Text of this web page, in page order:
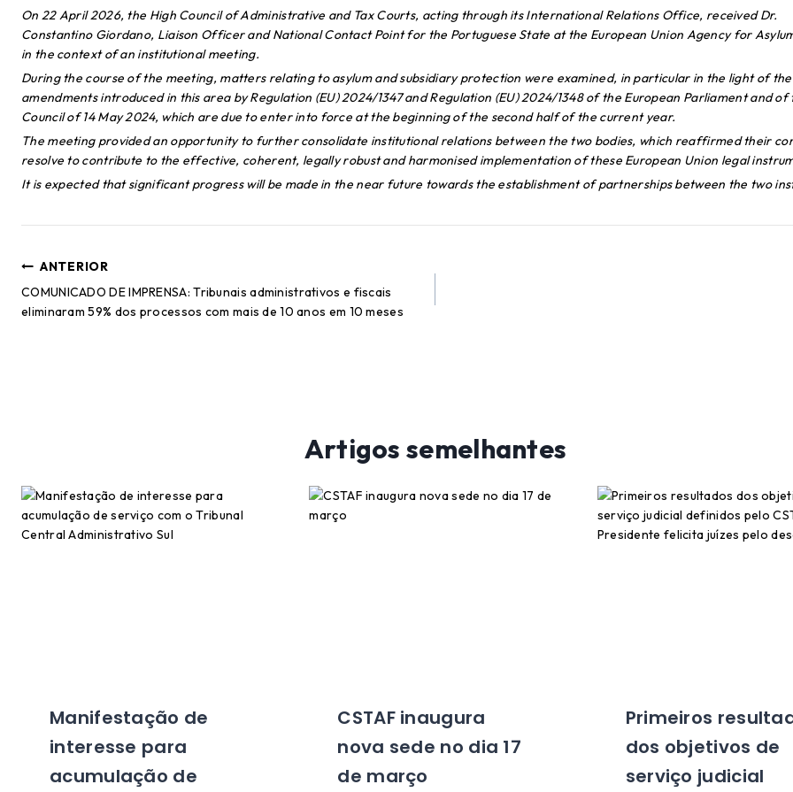
On 22 April 2026, the High Council of Administrative and Tax Courts, acting through its International Relations Office, received Dr.
Constantino Giordano, Liaison Officer and National Contact Point for the Portuguese State at the European Union Agency for
in the context of an institutional meeting.
During the course of the meeting, matters relating to asylum and subsidiary protection were examined, in particular in the light of the
amendments introduced in this area by Regulation (EU) 2024/1347 and Regulation (EU) 2024/1348 of the European Parliament and of
Council of 14 May 2024, which are due to enter into force at the beginning of the second half of the current year.
The meeting provided an opportunity to further consolidate institutional relations between the two bodies, which reaffirmed their
resolve to contribute to the effective, coherent, legally robust and harmonised implementation of these European Union legal
It is expected that significant progress will be made in the near future towards the establishment of partnerships between the two
ANTERIOR
COMUNICADO DE IMPRENSA: Tribunais administrativos e fiscais
eliminaram 59% dos processos com mais de 10 anos em 10 meses
Artigos semelhantes
Manifestação de
interesse para
acumulação de
CSTAF inaugura
nova sede no dia 17
de março
Primeiros
dos objetivos de
serviço judicial